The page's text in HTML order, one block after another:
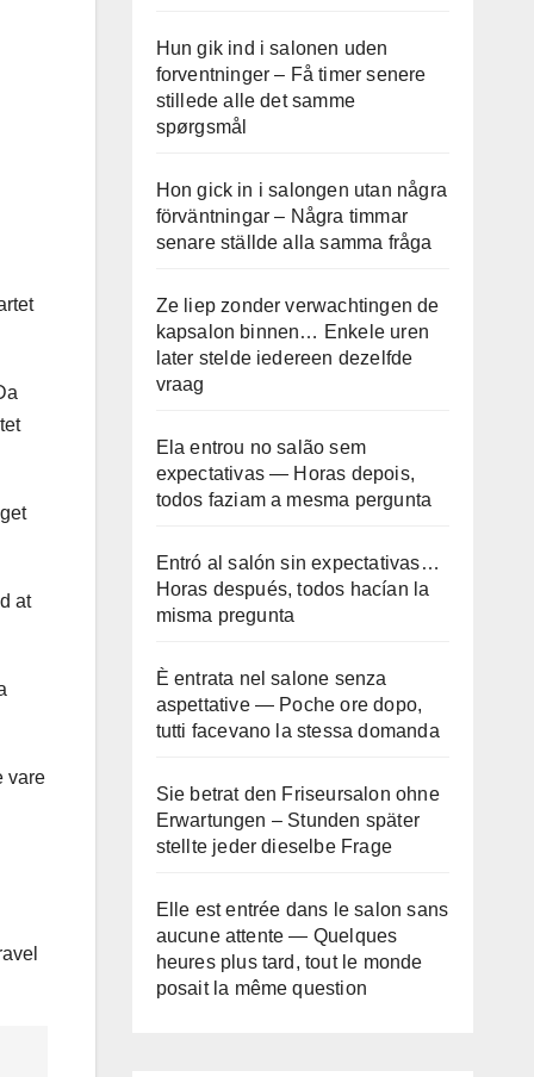
at
vare
Hun gik ind i salonen uden
forventninger – Få timer senere
stillede alle det samme
spørgsmål
Hon gick in i salongen utan några
förväntningar – Några timmar
senare ställde alla samma fråga
Ze liep zonder verwachtingen de
kapsalon binnen… Enkele uren
later stelde iedereen dezelfde
vraag
Ela entrou no salão sem
expectativas — Horas depois,
todos faziam a mesma pergunta
Entró al salón sin expectativas…
Horas después, todos hacían la
misma pregunta
È entrata nel salone senza
aspettative — Poche ore dopo,
tutti facevano la stessa domanda
Sie betrat den Friseursalon ohne
Erwartungen – Stunden später
stellte jeder dieselbe Frage
Elle est entrée dans le salon sans
aucune attente — Quelques
heures plus tard, tout le monde
posait la même question